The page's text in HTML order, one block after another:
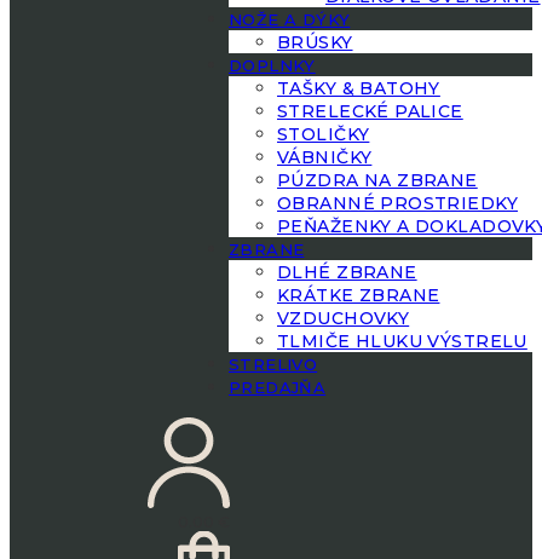
NOŽE A DÝKY
BRÚSKY
DOPLNKY
TAŠKY & BATOHY
STRELECKÉ PALICE
STOLIČKY
VÁBNIČKY
PÚZDRA NA ZBRANE
OBRANNÉ PROSTRIEDKY
PEŇAŽENKY A
ZBRANE
DLHÉ ZBRANE
KRÁTKE ZBRANE
VZDUCHOVKY
TLMIČE HLUKU VÝSTRELU
STRELIVO
PREDAJŇA